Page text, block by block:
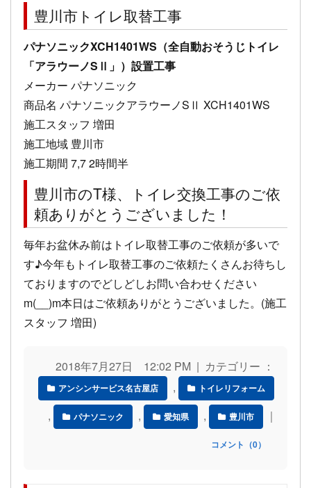
豊川市トイレ取替工事
パナソニックXCH1401WS（全自動おそうじトイレ
「アラウーノSⅡ」）設置工事
メーカー パナソニック
商品名 パナソニックアラウーノSⅡ XCH1401WS
施工スタッフ 増田
施工地域 豊川市
施工期間 7,7 2時間半
豊川市のT様、トイレ交換工事のご依
頼ありがとうございました！
毎年お盆休み前はトイレ取替工事のご依頼が多いで
す♪今年もトイレ取替工事のご依頼たくさんお待ちし
ておりますのでどしどしお問い合わせください
m(__)m本日はご依頼ありがとうございました。(施工
スタッフ 増田)
2018年7月27日 12:02 PM | カテゴリー ：
アンシンサービス名古屋店 , トイレリフォーム
, パナソニック , 愛知県 , 豊川市 ｜
コメント（0）